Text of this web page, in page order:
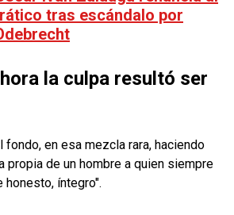
tras escándalo por
la culpa resultó ser
fondo, en esa mezcla rara, haciendo
propia de un hombre a quien siempre
honesto, íntegro".